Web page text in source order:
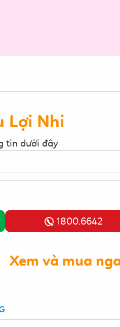
Lợi Nhi
tin dưới đây
1800.6642
Xem và mua